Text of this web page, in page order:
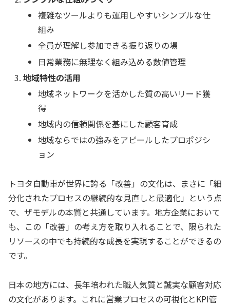
複雑なツールよりも運用しやすいシンプルな仕
組み
全員が理解し参加できる振り返りの場
日常業務に無理なく組み込める数値管理
地域特性の活用
地域ネットワークを活かした質の高いリード獲
得
地域内の信頼関係を基にした顧客育成
地域ならではの強みをアピールしたプロポジシ
ョン
トヨタ自動車が世界に誇る「改善」の文化は、まさに「細
分化されたプロセスの継続的な見直しと最適化」という点
で、ザモデルの本質と共通しています。地方企業において
も、この「改善」の考え方を取り入れることで、限られた
リソースの中でも持続的な成長を実現することができるの
です。
日本の地方には、長年培われた職人気質と誠実な顧客対応
の文化があります。これに営業プロセスの可視化とKPI管